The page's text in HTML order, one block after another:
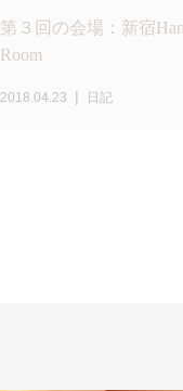
第３回の会場：新宿
Room
2018.04.23 日記